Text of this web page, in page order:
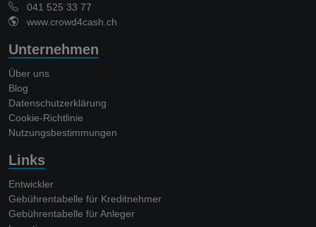
041 525 33 77
www.crowd4cash.ch
Unternehmen
Über uns
Blog
Datenschutzerklärung
Cookie-Richtlinie
Nutzungsbestimmungen
Links
Entwickler
Gebührentabelle für Kreditnehmer
Gebührentabelle für Anleger